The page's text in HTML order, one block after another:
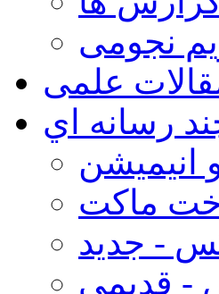
نجومی
علمی
رسانه اي
انیمیشن
ماکت
- جدید
- قدیمی